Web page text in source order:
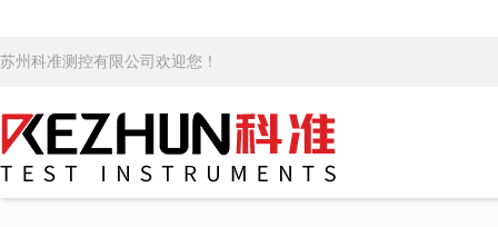
苏州科准测控有限公司欢迎您！